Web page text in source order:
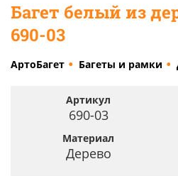
Багет белый из
690-03
АртоБагет Багеты и рамки
Артикул
690-03
Материал
Дерево